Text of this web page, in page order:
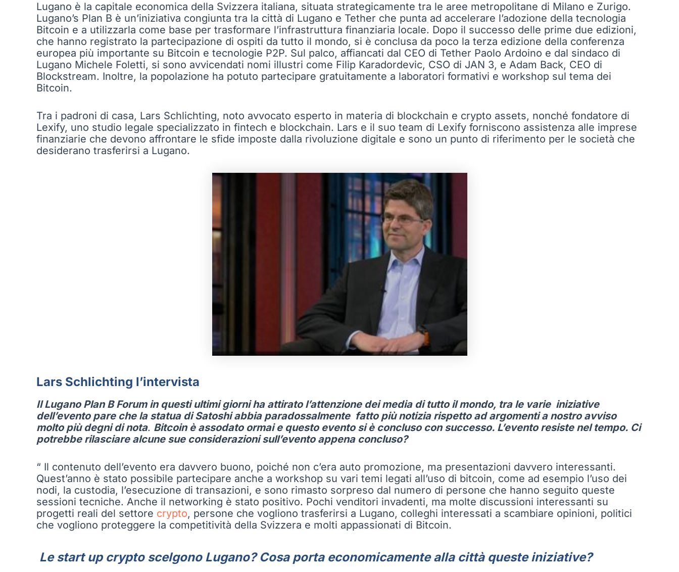
Lugano è la capitale economica della Svizzera italiana, situata strategicamente tra le aree metropolitane di Milano e Zurigo.
Lugano’s Plan B è un’iniziativa congiunta tra la città di Lugano e Tether che punta ad accelerare l’adozione della tecnologia
Bitcoin e a utilizzarla come base per trasformare l’infrastruttura finanziaria locale. Dopo il successo delle prime due edizioni,
che hanno registrato la partecipazione di ospiti da tutto il mondo, si è conclusa da poco la terza edizione della conferenza
europea più importante su Bitcoin e tecnologie P2P. Sul palco, affiancati dal CEO di Tether Paolo Ardoino e dal sindaco di
Lugano Michele Foletti, si sono avvicendati nomi illustri come Filip Karadordevic, CSO di JAN 3, e Adam Back, CEO di
Blockstream. Inoltre, la popolazione ha potuto partecipare gratuitamente a laboratori formativi e workshop sul tema dei
Bitcoin.
Tra i padroni di casa, Lars Schlichting, noto avvocato esperto in materia di blockchain e crypto assets, nonché fondatore di
Lexify, uno studio legale specializzato in fintech e blockchain. Lars e il suo team di Lexify forniscono assistenza alle imprese
finanziarie che devono affrontare le sfide imposte dalla rivoluzione digitale e sono un punto di riferimento per le società che
desiderano trasferirsi a Lugano.
Lars Schlichting l’intervista
Il Lugano Plan B Forum in questi ultimi giorni ha attirato l’attenzione dei media di tutto il mondo, tra le varie iniziative
dell’evento pare che la statua di Satoshi abbia paradossalmente fatto più notizia rispetto ad argomenti a nostro avviso
molto più degni di nota. Bitcoin è assodato ormai e questo evento si è concluso con successo. L’evento resiste nel tempo. Ci
potrebbe rilasciare alcune sue considerazioni sull’evento appena concluso?
“ Il contenuto dell’evento era davvero buono, poiché non c’era auto promozione, ma presentazioni davvero interessanti.
Quest’anno è stato possibile partecipare anche a workshop su vari temi legati all’uso di bitcoin, come ad esempio l’uso dei
nodi, la custodia, l’esecuzione di transazioni, e sono rimasto sorpreso dal numero di persone che hanno seguito queste
sessioni tecniche. Anche il networking è stato positivo. Pochi venditori invadenti, ma molte discussioni interessanti su
progetti reali del settore crypto, persone che vogliono trasferirsi a Lugano, colleghi interessati a scambiare opinioni, politici
che vogliono proteggere la competitività della Svizzera e molti appassionati di Bitcoin.
Le start up crypto scelgono Lugano? Cosa porta economicamente alla città queste iniziative?